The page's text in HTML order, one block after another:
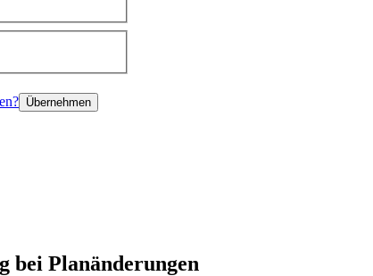
Übernehmen
bei Planänderungen